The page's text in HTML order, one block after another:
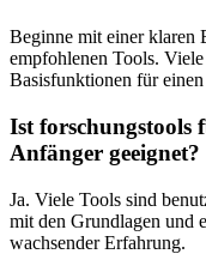
Beginne mit einer klaren
empfohlenen Tools.
Basisfunktionen für
Ist forschungstools
Anfänger geeignet?
Ja. Viele Tools sind
mit den Grundlagen und
wachsender Erfahrung.